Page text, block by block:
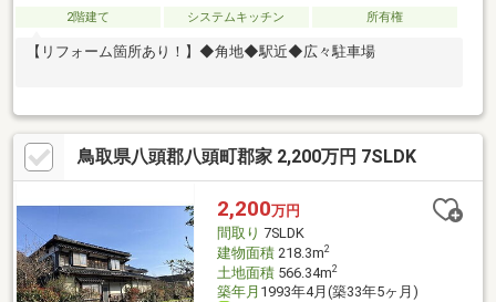
2階建て システムキッチン 所有権
【リフォーム箇所あり！】◆角地◆駅近◆広々駐車場
鳥取県八頭郡八頭町郡家 2,200万円 7SLDK
2,200万円
間取り 7SLDK
建物面積218.3m2
土地面積566.34m2
築年月 1993年4月(築33年5ヶ月)